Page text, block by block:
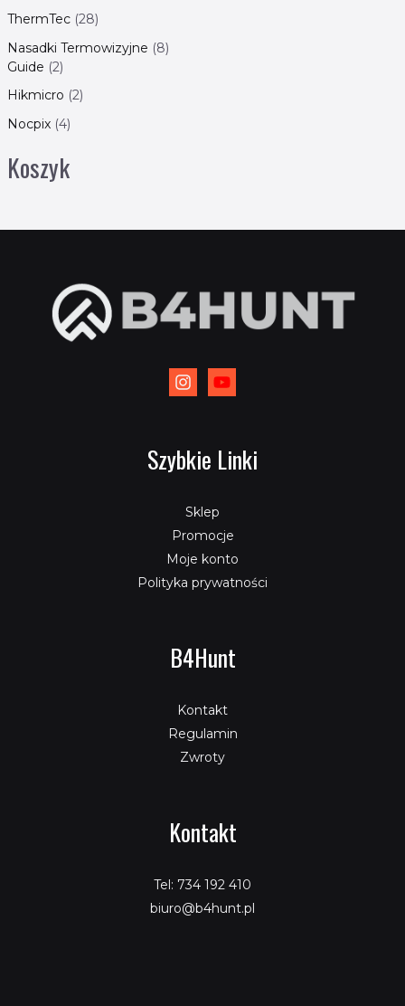
ThermTec 28
Nasadki Termowizyjne 8
Guide 2
Hikmicro 2
Nocpix 4
Koszyk
Szybkie Linki
Sklep
Promocje
Moje konto
Polityka prywatności
B4Hunt
Kontakt
Regulamin
Zwroty
Kontakt
Tel: 734 192 410
biuro@b4hunt.pl